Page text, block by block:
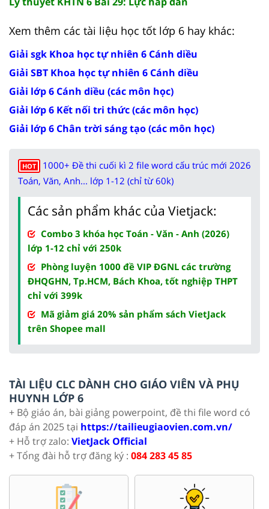
Xem thêm các tài liệu học tốt lớp 6 hay khác:
Giải sgk Khoa học tự nhiên 6 Cánh diều
Giải SBT Khoa học tự nhiên 6 Cánh diều
Giải lớp 6 Cánh diều (các môn học)
Giải lớp 6 Kết nối tri thức (các môn học)
Giải lớp 6 Chân trời sáng tạo (các môn học)
HOT
1000+ Đề thi cuối kì 2 file word cấu trúc mới 2026
Toán, Văn, Anh... lớp 1-12 (chỉ từ 60k)
Các sản phẩm khác của Vietjack:
Combo 3 khóa học Toán - Văn - Anh (2026)
lớp 1-12 chỉ với 250k
Phòng luyện 1000 đề VIP ĐGNL các trường
ĐHQGHN, Tp.HCM, Bách Khoa, tốt nghiệp THPT
chỉ với 399k
Mã giảm giá 20% sản phẩm sách VietJack
trên Shopee mall
TÀI LIỆU CLC DÀNH CHO GIÁO VIÊN VÀ PHỤ
HUYNH LỚP 6
+ Bộ giáo án, bài giảng powerpoint, đề thi file word có
đáp án 2025 tại https://tailieugiaovien.com.vn/
+ Hỗ trợ zalo: VietJack Official
+ Tổng đài hỗ trợ đăng ký : 084 283 45 85